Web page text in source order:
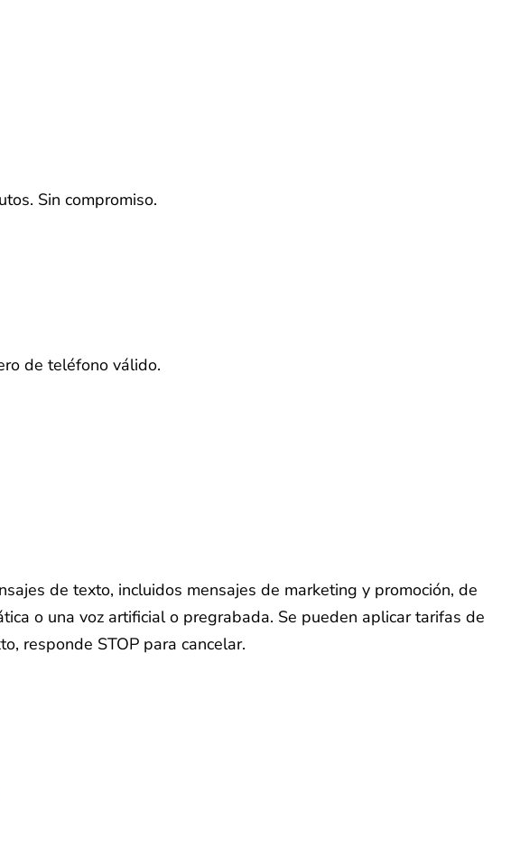
Sin compromiso.
de teléfono válido.
de texto, incluidos mensajes de marketing y promoción, de
o una voz artificial o pregrabada. Se pueden aplicar tarifas de
responde STOP para cancelar.